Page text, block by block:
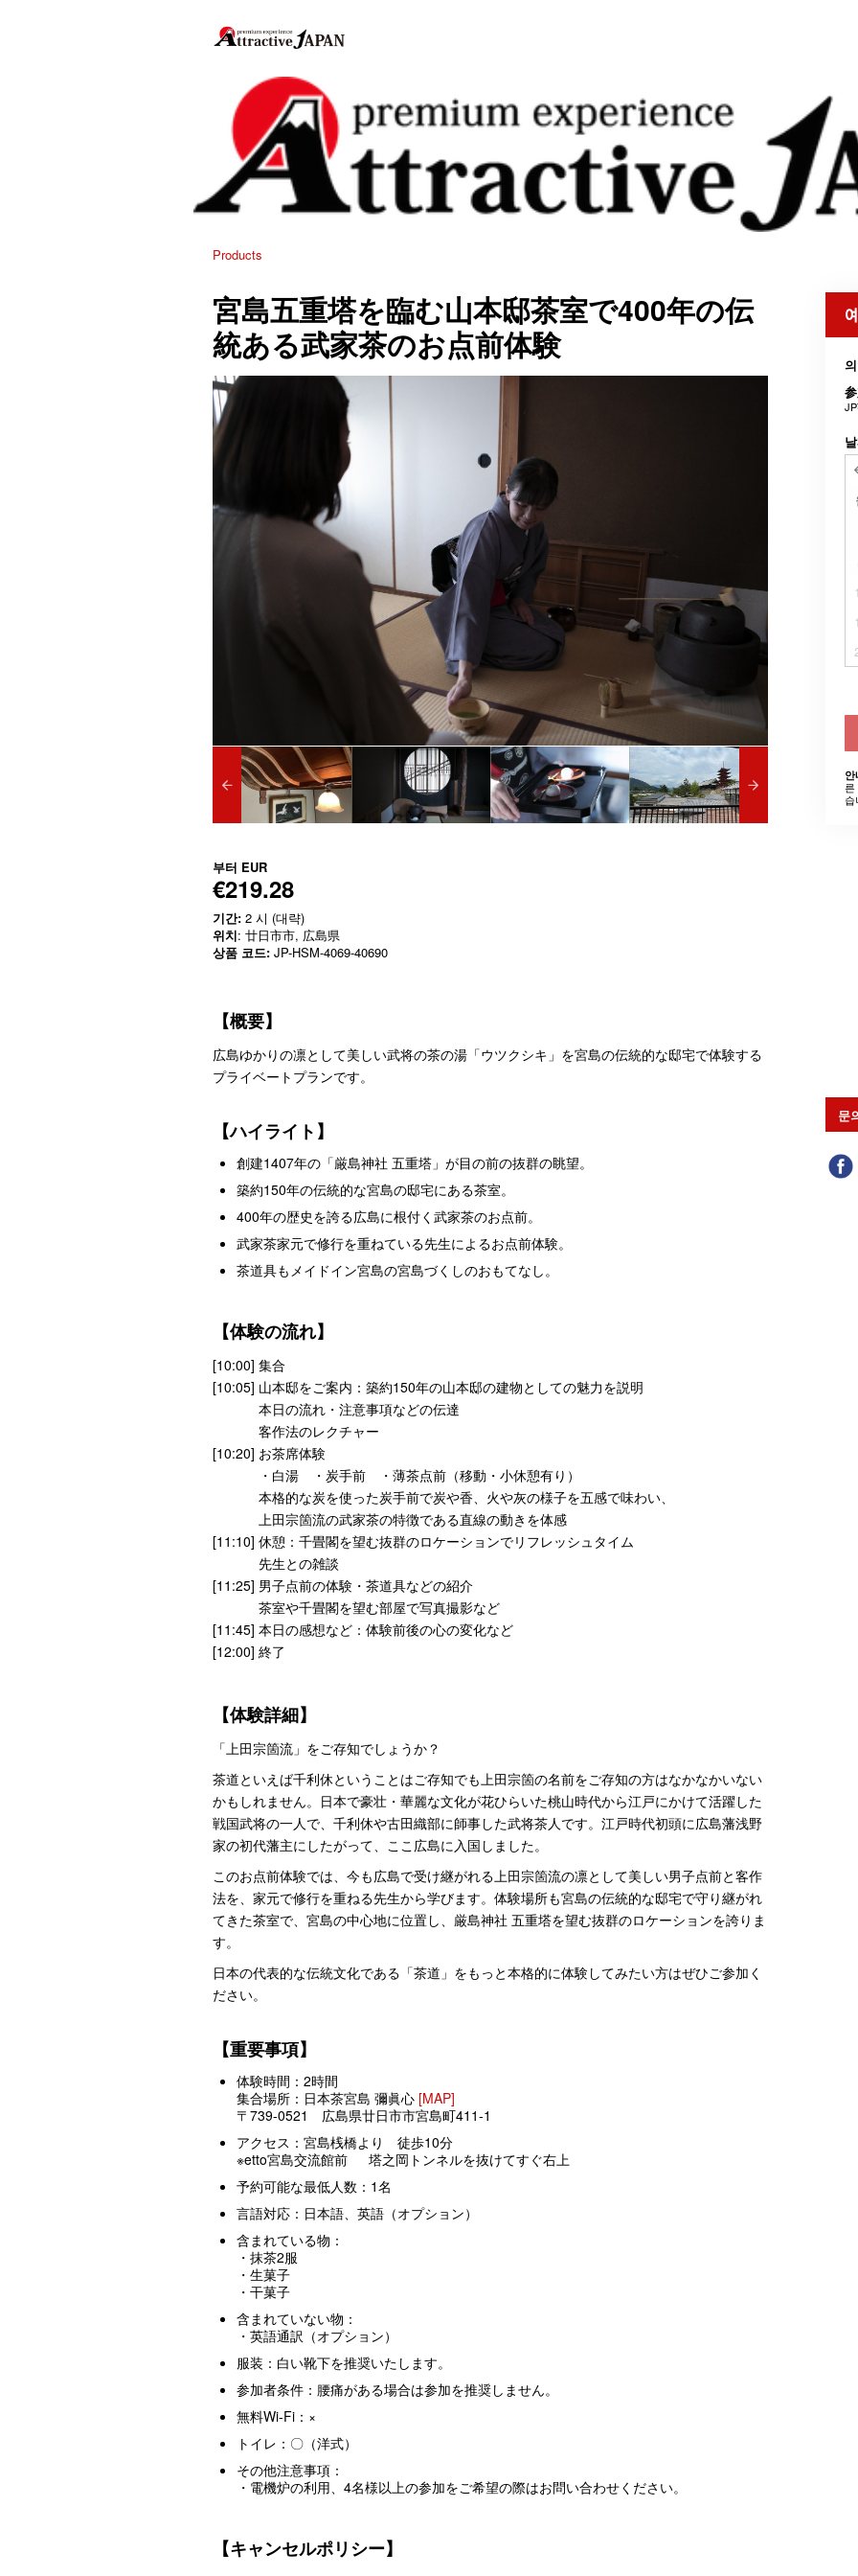
Products
宮島五重塔を臨む山本邸茶室で400年の伝
統ある武家茶のお点前体験
부터 EUR
€219.28
기간: 2 시 (대략)
위치: 廿日市市, 広島県
상품 코드: JP-HSM-4069-40690
【概要】
広島ゆかりの凛として美しい武将の茶の湯「ウツクシキ」を宮島の伝統的な邸宅で体験する
プライベートプランです。
【ハイライト】
創建1407年の「厳島神社 五重塔」が目の前の抜群の眺望。
築約150年の伝統的な宮島の邸宅にある茶室。
400年の歴史を誇る広島に根付く武家茶のお点前。
武家茶家元で修行を重ねている先生によるお点前体験。
茶道具もメイドイン宮島の宮島づくしのおもてなし。
【体験の流れ】
[10:00] 集合
[10:05] 山本邸をご案内：築約150年の山本邸の建物としての魅力を説明
本日の流れ・注意事項などの伝達
客作法のレクチャー
[10:20] お茶席体験
・白湯 ・炭手前 ・薄茶点前（移動・小休憩有り）
本格的な炭を使った炭手前で炭や香、火や灰の様子を五感で味わい、
上田宗箇流の武家茶の特徴である直線の動きを体感
[11:10] 休憩：千畳閣を望む抜群のロケーションでリフレッシュタイム
先生との雑談
[11:25] 男子点前の体験・茶道具などの紹介
茶室や千畳閣を望む部屋で写真撮影など
[11:45] 本日の感想など：体験前後の心の変化など
[12:00] 終了
【体験詳細】
「上田宗箇流」をご存知でしょうか？
茶道といえば千利休ということはご存知でも上田宗箇の名前をご存知の方はなかなかいない
かもしれません。日本で豪壮・華麗な文化が花ひらいた桃山時代から江戸にかけて活躍した
戦国武将の一人で、千利休や古田織部に師事した武将茶人です。江戸時代初頭に広島藩浅野
家の初代藩主にしたがって、ここ広島に入国しました。
このお点前体験では、今も広島で受け継がれる上田宗箇流の凛として美しい男子点前と客作
法を、家元で修行を重ねる先生から学びます。体験場所も宮島の伝統的な邸宅で守り継がれ
てきた茶室で、宮島の中心地に位置し、厳島神社 五重塔を望む抜群のロケーションを誇りま
す。
日本の代表的な伝統文化である「茶道」をもっと本格的に体験してみたい方はぜひご参加く
ださい。
【重要事項】
体験時間：2時間
集合場所：日本茶宮島 彌眞心 [MAP]
〒739-0521 広島県廿日市市宮島町411-1
アクセス：宮島桟橋より 徒歩10分
※etto宮島交流館前 塔之岡トンネルを抜けてすぐ右上
予約可能な最低人数：1名
言語対応：日本語、英語（オプション）
含まれている物：
・抹茶2服
・生菓子
・干菓子
含まれていない物：
・英語通訳（オプション）
服装：白い靴下を推奨いたします。
参加者条件：腰痛がある場合は参加を推奨しません。
無料Wi-Fi：×
トイレ：〇（洋式）
その他注意事項：
・電機炉の利用、4名様以上の参加をご希望の際はお問い合わせください。
【キャンセルポリシー】
른
문